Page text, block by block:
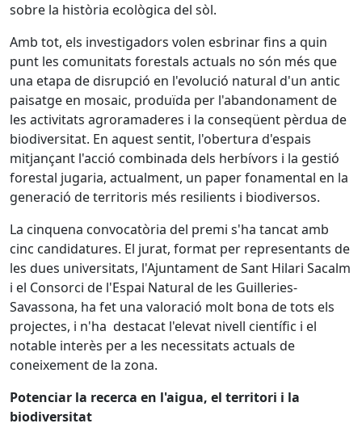
sobre la història ecològica del sòl.
Amb tot, els investigadors volen esbrinar fins a quin
punt les comunitats forestals actuals no són més que
una etapa de disrupció en l'evolució natural d'un antic
paisatge en mosaic, produïda per l'abandonament de
les activitats agroramaderes i la conseqüent pèrdua de
biodiversitat. En aquest sentit, l'obertura d'espais
mitjançant l'acció combinada dels herbívors i la gestió
forestal jugaria, actualment, un paper fonamental en la
generació de territoris més resilients i biodiversos.
La cinquena convocatòria del premi s'ha tancat amb
cinc candidatures. El jurat, format per representants de
les dues universitats, l'Ajuntament de Sant Hilari Sacalm
i el Consorci de l'Espai Natural de les Guilleries-
Savassona, ha fet una valoració molt bona de tots els
projectes, i n'ha destacat l'elevat nivell científic i el
notable interès per a les necessitats actuals de
coneixement de la zona.
Potenciar la recerca en l'aigua, el territori i la
biodiversitat